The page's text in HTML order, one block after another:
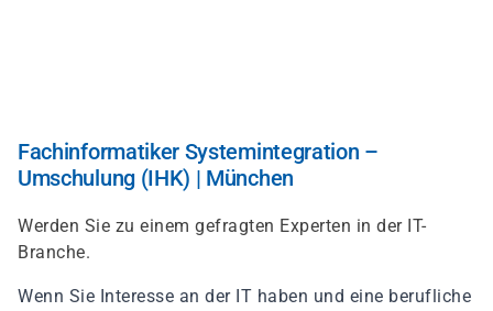
Fachinformatiker Systemintegration –
Umschulung (IHK) | München
Werden Sie zu einem gefragten Experten in der IT-
Branche.
Wenn Sie Interesse an der IT haben und eine berufliche